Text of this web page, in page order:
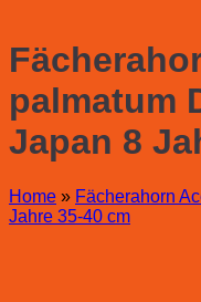
palmatum
Japan 8
Home » Fächerahorn
Jahre 35-40 cm